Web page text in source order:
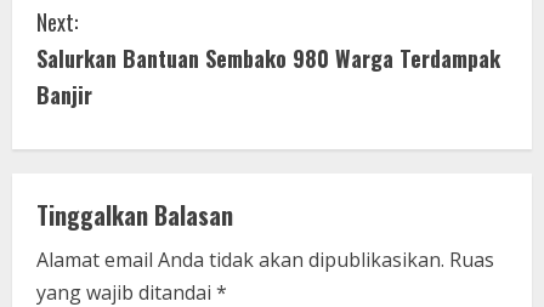
a
d
i
n
g
Next:
Salurkan Bantuan Sembako 980 Warga Terdampak
Banjir
Tinggalkan Balasan
Alamat email Anda tidak akan dipublikasikan. Ruas
yang wajib ditandai *